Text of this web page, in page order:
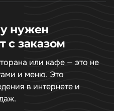
нужен
с заказом
или кафе — это не
и меню. Это
в интернете и